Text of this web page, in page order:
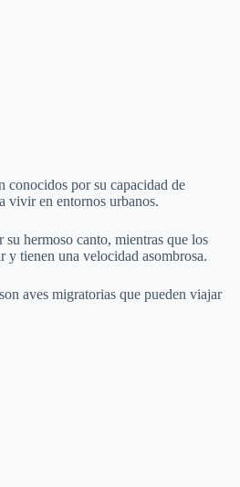
conocidos por su capacidad de
vivir en entornos urbanos.
hermoso canto, mientras que los
y tienen una velocidad asombrosa.
aves migratorias que pueden viajar